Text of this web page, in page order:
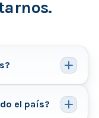
el país?